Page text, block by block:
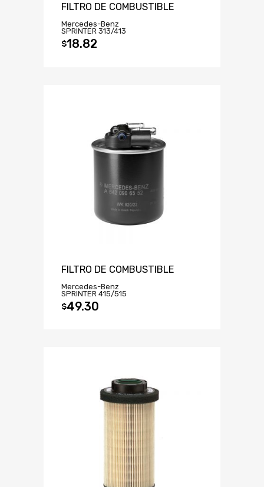
FILTRO DE COMBUSTIBLE
Mercedes-Benz
SPRINTER 313/413
$18.82
FILTRO DE COMBUSTIBLE
Mercedes-Benz
SPRINTER 415/515
$49.30